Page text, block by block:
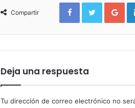
Compartir
FacebookTwitter
Deja una respuesta
Tu dirección de correo electrónico no